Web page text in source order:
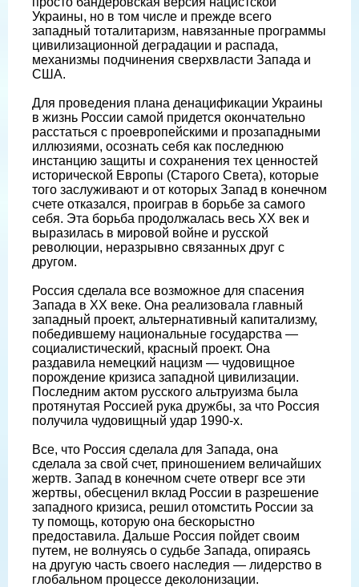
Украины, но в том числе и прежде всего
западный тоталитаризм, навязанные программы
цивилизационной деградации и распада,
механизмы подчинения сверхвласти Запада и
США.
Для проведения плана денацификации Украины
в жизнь России самой придется окончательно
расстаться с проевропейскими и прозападными
иллюзиями, осознать себя как последнюю
инстанцию защиты и сохранения тех ценностей
исторической Европы (Старого Света), которые
того заслуживают и от которых Запад в конечном
счете отказался, проиграв в борьбе за самого
себя. Эта борьба продолжалась весь ХХ век и
выразилась в мировой войне и русской
революции, неразрывно связанных друг с
другом.
Россия сделала все возможное для спасения
Запада в ХХ веке. Она реализовала главный
западный проект, альтернативный капитализму,
победившему национальные государства —
социалистический, красный проект. Она
раздавила немецкий нацизм — чудовищное
порождение кризиса западной цивилизации.
Последним актом русского альтруизма была
протянутая Россией рука дружбы, за что Россия
получила чудовищный удар 1990-х.
Все, что Россия сделала для Запада, она
сделала за свой счет, приношением величайших
жертв. Запад в конечном счете отверг все эти
жертвы, обесценил вклад России в разрешение
западного кризиса, решил отомстить России за
ту помощь, которую она бескорыстно
предоставила. Дальше Россия пойдет своим
путем, не волнуясь о судьбе Запада, опираясь
на другую часть своего наследия — лидерство в
глобальном процессе деколонизации.